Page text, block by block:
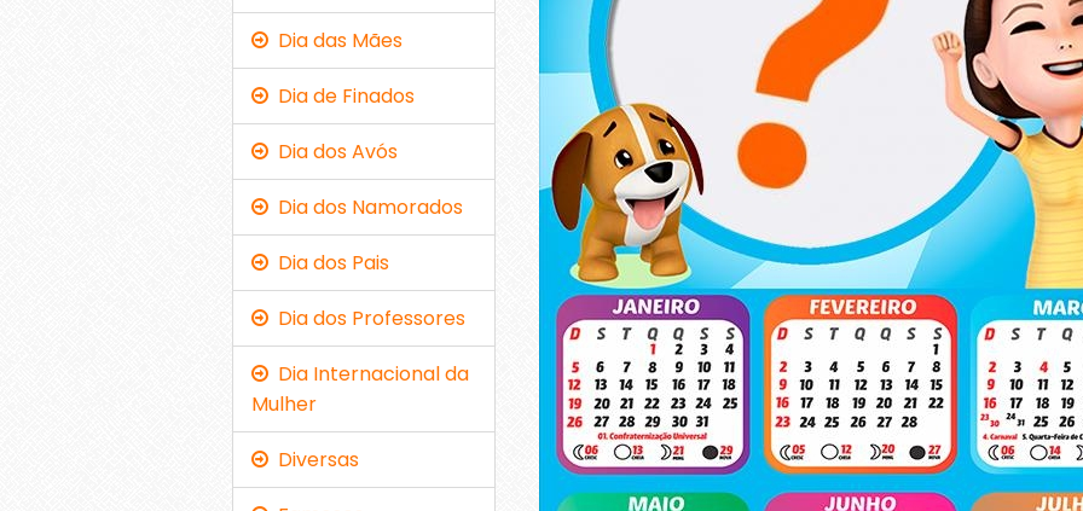
Dia das Mães
Dia de Finados
Dia dos Avós
Dia dos Namorados
Dia dos Pais
Dia dos Professores
Dia Internacional da
Mulher
Diversas